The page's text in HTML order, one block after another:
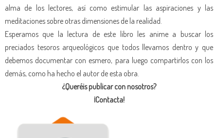
alma de los lectores, así como estimular las aspiraciones y las
meditaciones sobre otras dimensiones de la realidad.
Esperamos que la lectura de este libro les anime a buscar los
preciados tesoros arqueológicos que todos llevamos dentro y que
debemos documentar con esmero, para luego compartirlos con los
demás, como ha hecho el autor de esta obra.
¿Queréis publicar con nosotros?
¡Contacta!